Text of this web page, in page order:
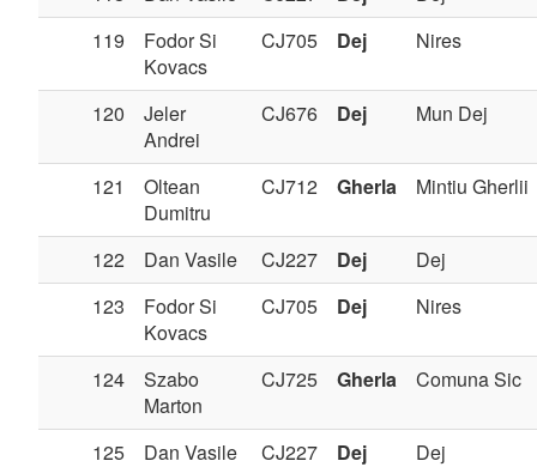
119
Fodor Si
Kovacs
CJ705 Dej Nires
120
Jeler
Andrei
CJ676 Dej Mun Dej
121
Oltean
Dumitru
CJ712 Gherla Mintiu Gherlii
122 Dan Vasile CJ227 Dej
Dej
123
Fodor Si
Kovacs
CJ705 Dej Nires
124
Szabo
Marton
CJ725 Gherla Comuna Sic
125 Dan Vasile CJ227 Dej
Dej